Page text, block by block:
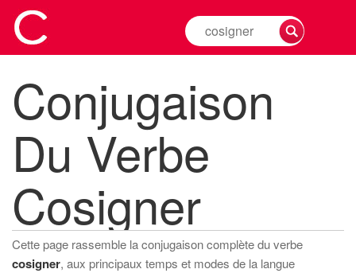
Rechercher
la
d'un
verbe
Conjugaison
Du Verbe
Cosigner
Cette page rassemble la conjugaison complète du verbe
cosigner, aux principaux temps et modes de la langue